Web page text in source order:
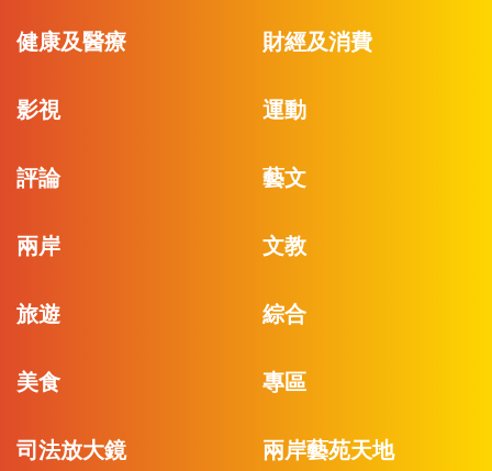
健康及醫療 財經及消費
影視 運動
評論 藝文
兩岸 文教
旅遊 綜合
美食 專區
司法放大鏡 兩岸藝苑天地